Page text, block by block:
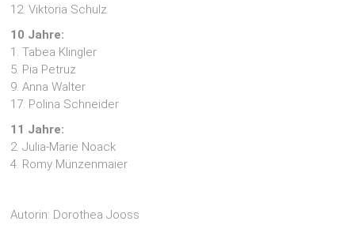
12. Viktoria Schulz
10 Jahre:
1. Tabea Klingler
5. Pia Petruz
9. Anna Walter
17. Polina Schneider
11 Jahre:
2. Julia-Marie Noack
4. Romy Münzenmaier
Autorin: Dorothea Jooss